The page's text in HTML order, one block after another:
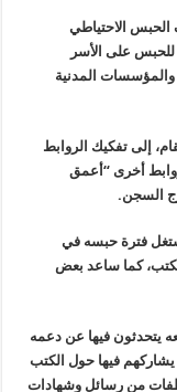
الاحتياطي
للحبس على الأسر
والمؤسسات المدنية
إلى تفكيك الروابط
روابط أخرى “أعمق
السجن.
فترة حبسه في
الكتب، كما ساعد بعض
يتحدثون فيها عن دعمه
فيها حول الكتب
من رسائل وشهادات